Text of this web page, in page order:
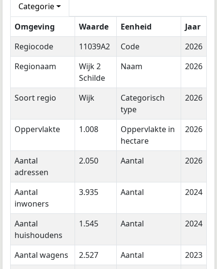
Categorie
Omgeving
Waarde Eenheid
Jaar
Regiocode
11039A2 Code
2026
Regionaam
Wijk 2
Schilde
Naam 2026
Soort regio Wijk
Categorisch
type
2026
Oppervlakte 1.008
Oppervlakte in
hectare
2026
Aantal
adressen
2.050 Aantal 2026
Aantal
inwoners
3.935 Aantal 2024
Aantal
huishoudens
1.545 Aantal 2024
Aantal wagens 2.527 Aantal
2023